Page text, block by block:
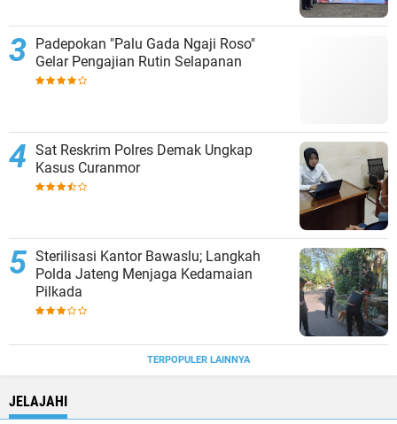
Padepokan "Palu Gada Ngaji Roso"
Gelar Pengajian Rutin Selapanan
Sat Reskrim Polres Demak Ungkap
Kasus Curanmor
Sterilisasi Kantor Bawaslu; Langkah
Polda Jateng Menjaga Kedamaian
Pilkada
TERPOPULER LAINNYA
JELAJAHI